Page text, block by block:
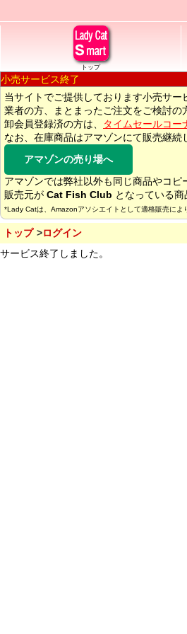
トップ
小売サービス終了
当サイトでご提供しております小売サー
業者の方、まとまったご注文をご検討の
卸会員登録済の方は、
タイムセールコー
なお、在庫商品はアマゾンにて販売継続
アマゾンの売り場へ
アマゾンでは弊社以外も同じ商品やコピ
販売元が Cat Fish Club となっている
*Lady Catは、Amazonアソシエイトとして適格販売によ
トップ
ログイン
サービス終了しました。